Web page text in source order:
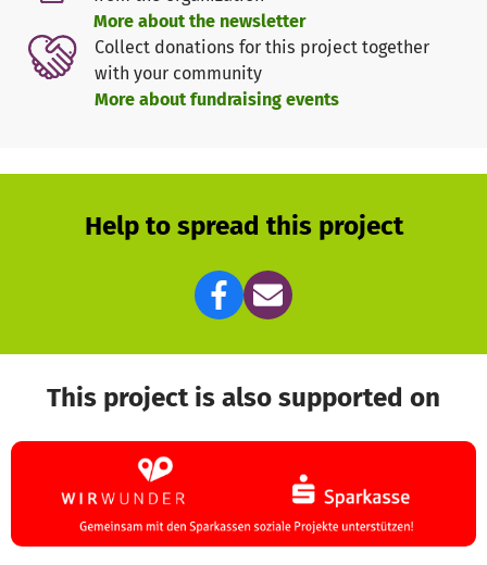
Deshalb begleitet unser Verein nicht nur Menschen –
sondern auch Tiere, die in Not geraten sind: alte Tiere,
kranke Tiere, Tiere, die keinen Platz mehr in der
Gesellschaft zu haben scheinen.
Wir geben ihnen Schutz, Versorgung, Zuwendung und neue
Heilung ist keine Einbahnstraße.
In einer echten, lebendigen Beziehung zwischen Mensch
und Tier fließt Hilfe in beide Richtungen.
Zweck des Vereins sind daher die Förderung des
besonderen Bedürfnissen durch tiergestützte Pädagogik
und Therapie, insbesondere von Kindern und
Jugendlichen und Menschen mit körperlichen oder
geistigen Einschränkungen oder seelischen
Erkrankungen
More about the newsletter
Collect donations for this project together
with your community
More about fundraising events
Help to spread this project
This project is also supported on